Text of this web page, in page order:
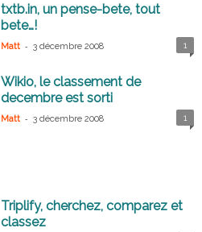
txtb.in, un pense-bete, tout
bete…!
Matt - 3 décembre 2008 1
Wikio, le classement de
decembre est sorti
Matt - 3 décembre 2008 1
Triplify, cherchez, comparez et
classez